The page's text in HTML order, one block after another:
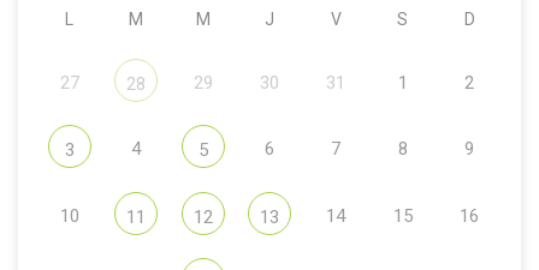
M M J V S D
27 28 29 30 31 1 2
3 4 5 6 7 8 9
10 11 12 13 14 15 16